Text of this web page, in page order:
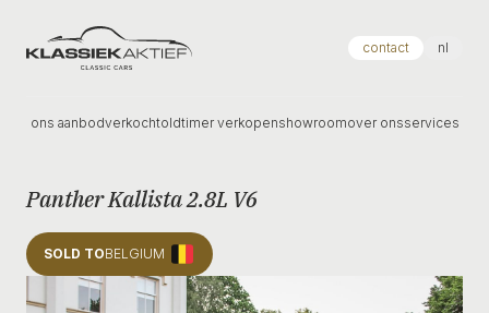
Klassiek Aktief contact nl
ons aanbodverkochtoldtimer verkopenshowroomover onsservices
Panther Kallista 2.8L V6
SOLD TOBELGIUM